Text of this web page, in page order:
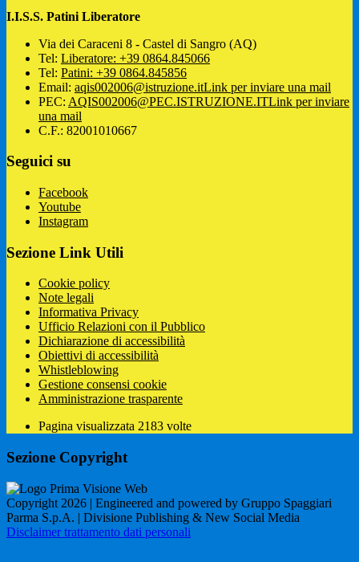
I.I.S.S. Patini Liberatore
Via dei Caraceni 8 - Castel di Sangro (AQ)
Tel: Liberatore: +39 0864.845066
Tel: Patini: +39 0864.845856
Email: aqis002006@istruzione.itLink per inviare una mail
PEC: AQIS002006@PEC.ISTRUZIONE.ITLink per inviare
una mail
C.F.: 82001010667
Seguici su
Facebook
Youtube
Instagram
Sezione Link Utili
Cookie policy
Note legali
Informativa Privacy
Ufficio Relazioni con il Pubblico
Dichiarazione di accessibilità
Obiettivi di accessibilità
Whistleblowing
Gestione consensi cookie
Amministrazione trasparente
Pagina visualizzata 2183 volte
Sezione Copyright
Copyright 2026 | Engineered and powered by Gruppo Spaggiari
Parma S.p.A. | Divisione Publishing & New Social Media
Disclaimer trattamento dati personali